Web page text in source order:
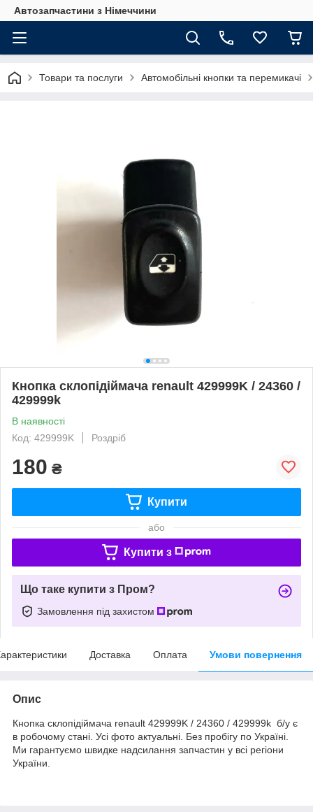
Автозапчастини з Німеччини
Товари та послуги Автомобільні кнопки та перемикачі
Кнопка склопідіймача renault 429999K / 24360 /
429999k
В наявності
Код: 429999K
Роздріб
180 ₴
Купити
або
Купити з
Що таке купити з Пром?
Замовлення під захистом
Доставка Оплата Умови повернення
Опис
Кнопка склопідіймача renault 429999K / 24360 / 429999k б/у є
в робочому стані. Усі фото актуальні. Без пробігу по Україні.
Ми гарантуємо швидке надсилання запчастин у всі регіони
України.